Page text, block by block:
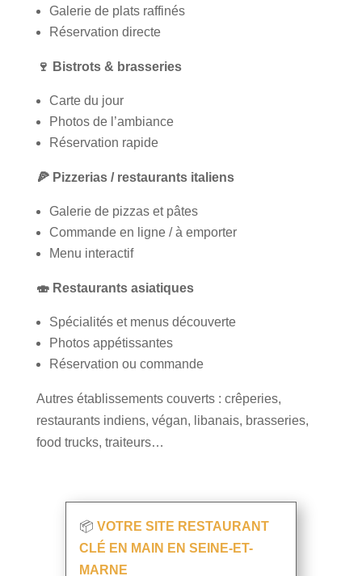
Galerie de plats raffinés
Réservation directe
🍷 Bistrots & brasseries
Carte du jour
Photos de l’ambiance
Réservation rapide
🍕Pizzerias / restaurants italiens
Galerie de pizzas et pâtes
Commande en ligne / à emporter
Menu interactif
🍣Restaurants asiatiques
Spécialités et menus découverte
Photos appétissantes
Réservation ou commande
Autres établissements couverts : crêperies,
restaurants indiens, végan, libanais, brasseries,
food trucks, traiteurs…
📦 VOTRE SITE RESTAURANT
CLÉ EN MAIN EN SEINE-ET-
MARNE